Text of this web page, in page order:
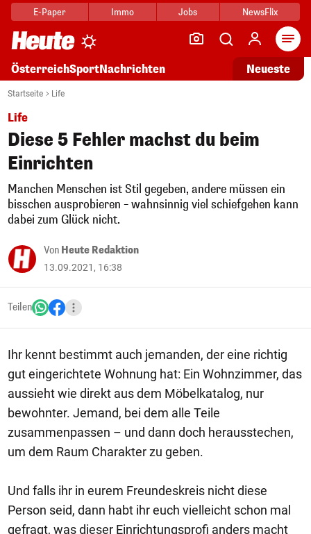
E-Paper Immo Jobs NewsFlix
ÖsterreichSportNachrichten Neueste
Startseite Life
Life
Diese 5 Fehler machst du beim
Einrichten
Manchen Menschen ist Stil gegeben, andere müssen ein
bisschen ausprobieren – wahnsinnig viel schiefgehen kann
dabei zum Glück nicht.
Von Heute Redaktion
13.09.2021, 16:38
Teilen
Ihr kennt bestimmt auch jemanden, der eine richtig
gut eingerichtete Wohnung hat: Ein Wohnzimmer, das
aussieht wie direkt aus dem Möbelkatalog, nur
bewohnter. Jemand, bei dem alle Teile
zusammenpassen – und dann doch herausstechen,
um dem Raum Charakter zu geben.
Und falls ihr in eurem Freundeskreis nicht diese
Person seid, dann habt ihr euch vielleicht schon mal
gefragt, was dieser Einrichtungsprofi anders macht